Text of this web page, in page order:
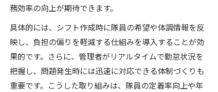
務効率の向上が期待できます。
具体的には、シフト作成時に隊員の希望や体調情報を反
映し、負担の偏りを軽減する仕組みを導入することが効
果的です。さらに、管理者がリアルタイムで勤怠状況を
把握し、問題発生時には迅速に対応できる体制づくりも
重要です。こうした取り組みは、隊員の定着率向上や年